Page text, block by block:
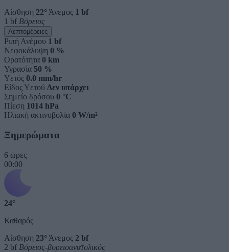
Αίσθηση 22°Άνεμος 1 bf
1 bf Βόρειος
Λεπτομέρειες
Ριπή Ανέμου 1 bf
Νεφοκάλυψη 0 %
Ορατότητα 0 km
Υγρασία 50 %
Υετός 0.0 mm/hr
Είδος Υετού Δεν υπάρχει
Σημείο δρόσου 0 °C
Πίεση 1014 hPa
Ηλιακή ακτινοβολία 0 W/m²
Ξημερώματα
6 ώρες
00:00
24°
Καθαρός
Αίσθηση 23° Άνεμος 2 bf
2 bf Βόρειος-βορειοανατολικός